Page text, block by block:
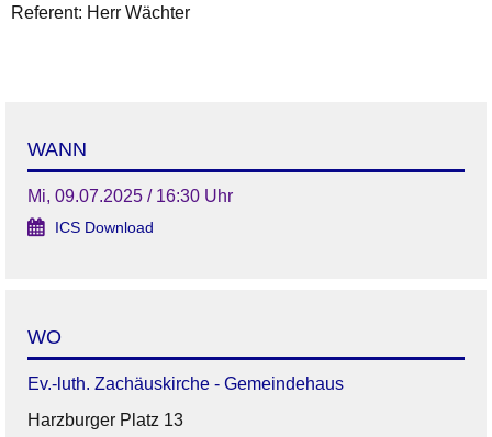
Referent: Herr Wächter
WANN
Mi, 09.07.2025 / 16:30 Uhr
ICS Download
WO
Ev.-luth. Zachäuskirche - Gemeindehaus
Harzburger Platz 13